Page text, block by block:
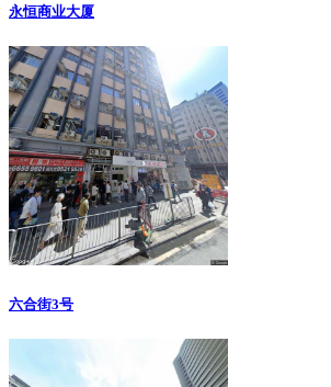
永恒商业大厦
六合街3号